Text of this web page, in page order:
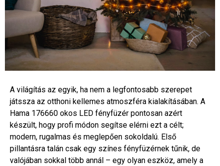
A világítás az egyik, ha nem a legfontosabb szerepet
játssza az otthoni kellemes atmoszféra kialakításában. A
Hama 176660 okos LED fényfüzér pontosan azért
készült, hogy profi módon segítse elérni ezt a célt;
modern, rugalmas és meglepően sokoldalú. Első
pillantásra talán csak egy színes fényfüzérnek tűnik, de
valójában sokkal több annál – egy olyan eszköz, amely a